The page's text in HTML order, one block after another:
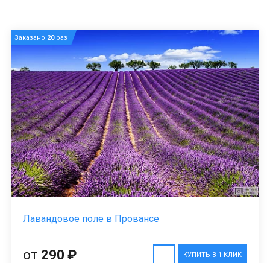
Заказано 20раз
Лавандовое поле в Провансе
КУПИТЬ В 1 КЛИК
от 290 ₽